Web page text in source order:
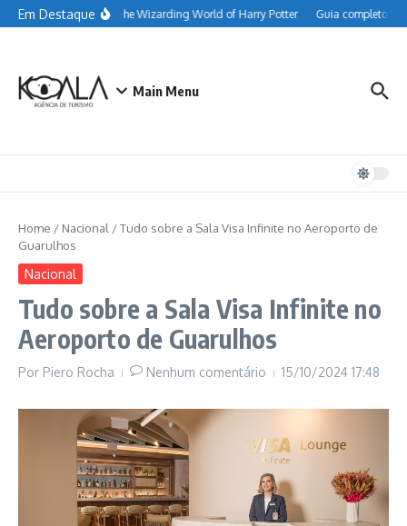
Ir para o conteúdo
Em Destaque
as comidas do The Wizarding World of Harry Potter Guia completo do
Main Menu
Home / Nacional /Tudo sobre a Sala Visa Infinite no Aeroporto de
Guarulhos
Nacional
Tudo sobre a Sala Visa Infinite no
Aeroporto de Guarulhos
Por Piero Rocha Nenhum comentário 15/10/2024 17:48